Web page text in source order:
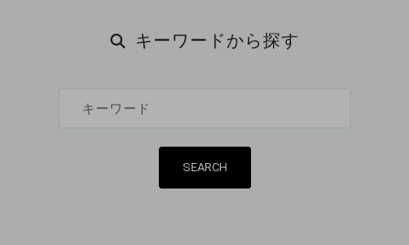
キーワードから探す